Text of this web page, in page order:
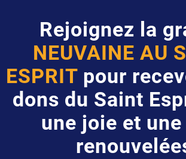
Rejoignez la
NEUVAINE AU
ESPRIT pour
dons du Saint
une joie et